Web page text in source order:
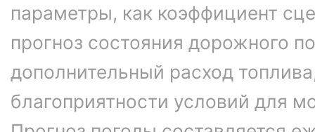
параметры, как коэффициент
прогноз состояния дорожного
дополнительный расход
благоприятности условий для